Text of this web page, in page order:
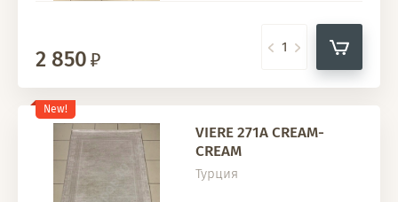
2 850
New!
VIERE 271A CREAM-
CREAM
Турция